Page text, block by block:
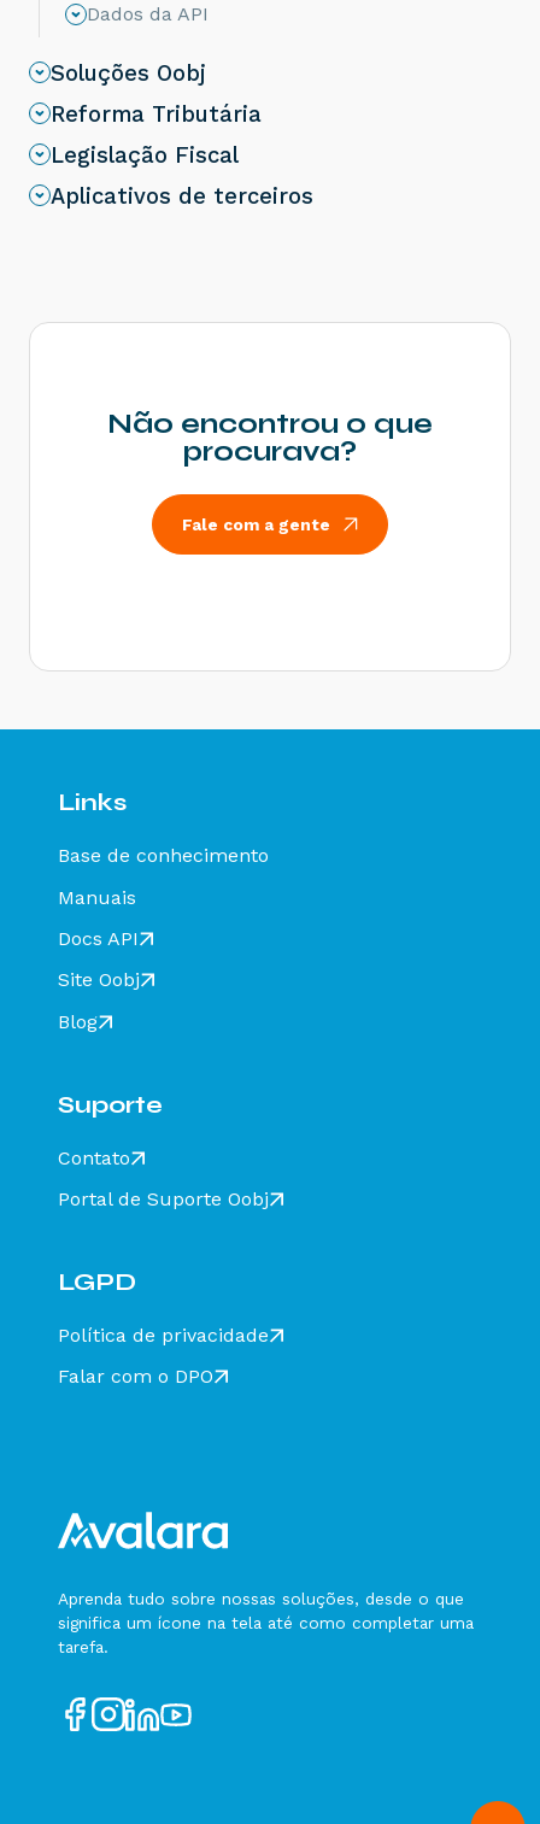
Dados da API
Soluções Oobj
Reforma Tributária
Legislação Fiscal
Aplicativos de terceiros
Não encontrou o que
procurava?
Fale com a gente
Links
Base de conhecimento
Manuais
Docs API
Site Oobj
Blog
Suporte
Contato
Portal de Suporte Oobj
LGPD
Política de privacidade
Falar com o DPO
Aprenda tudo sobre nossas soluções, desde o que
significa um ícone na tela até como completar uma
tarefa.